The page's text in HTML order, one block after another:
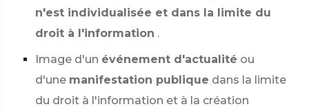
n'est individualisée et dans la limite du
droit à l'information .
Image d'un événement d'actualité ou
d'une manifestation publique dans la limite
du droit à l'information et à la création